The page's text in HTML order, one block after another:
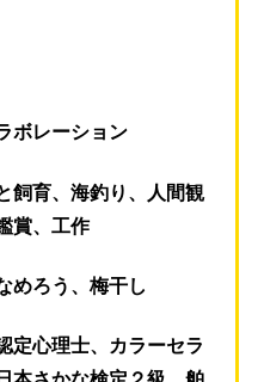
ボレーション
飼育、海釣り、人間観
賞、工作
めろう、梅干し
定心理士、カラーセラ